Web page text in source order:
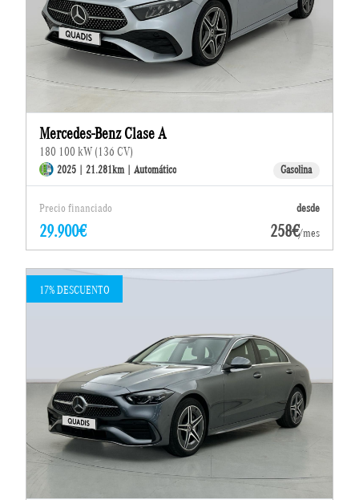
Mercedes-Benz Clase A
180 100 kW (136 CV)
2025 | 21.281km | Automático Gasolina
Precio financiado desde
29.900€ 258€/mes
17% DESCUENTO